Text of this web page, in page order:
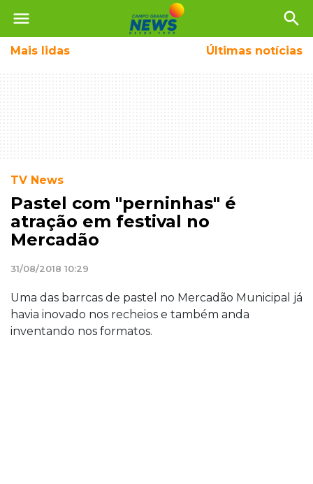
menu search
Mais lidas Últimas notícias
TV News
Pastel com "perninhas" é
atração em festival no
Mercadão
31/08/2018 10:29
Uma das barrcas de pastel no Mercadão Municipal já
havia inovado nos recheios e também anda
inventando nos formatos.